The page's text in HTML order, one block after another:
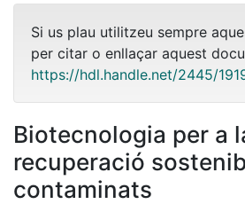
Si us plau utilitzeu sempre
per citar o enllaçar aquest
https://hdl.handle.net/2445/
Biotecnologia per a
recuperació
contaminats